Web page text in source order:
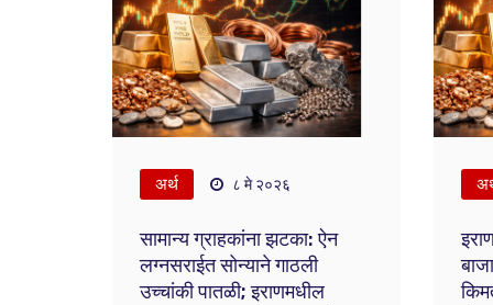
अर्थ ८ मे २०२६
सामान्य ग्राहकांना झटका: ऐन
लग्नसराईत सोन्याने गाठली
उच्चांकी पातळी; इराणमधील